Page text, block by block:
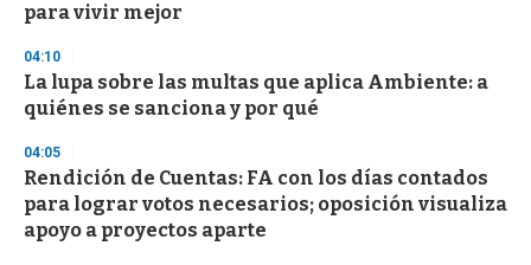
para vivir mejor
04:10
La lupa sobre las multas que aplica Ambiente: a
quiénes se sanciona y por qué
04:05
Rendición de Cuentas: FA con los días contados
para lograr votos necesarios; oposición visualiza
apoyo a proyectos aparte